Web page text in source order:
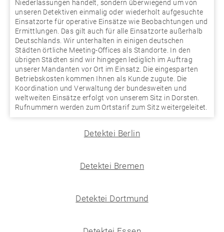
Niederlassungen handelt, sondern überwiegend um von
unseren Detektiven einmalig oder wiederholt aufgesuchte
Einsatzorte für operative Einsätze wie Beobachtungen und
Ermittlungen. Das gilt auch für alle Einsatzorte außerhalb
Deutschlands. Wir unterhalten in einigen deutschen
Städten örtliche Meeting-Offices als Standorte. In den
übrigen Städten sind wir hingegen lediglich im Auftrag
unserer Mandanten vor Ort im Einsatz. Die eingesparten
Betriebskosten kommen Ihnen als Kunde zugute. Die
Koordination und Verwaltung der bundesweiten und
weltweiten Einsätze erfolgt von unserem Sitz in Dorsten.
Rufnummern werden zum Ortstarif zum Sitz weitergeleitet.
Detektei Berlin
Detektei Bremen
Detektei Dortmund